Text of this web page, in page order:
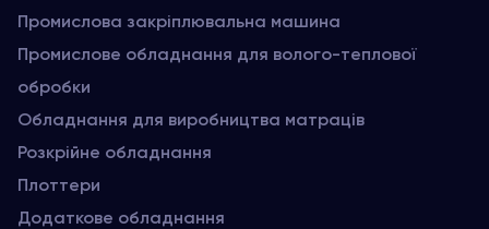
Промислова закріплювальна машина
Промислове обладнання для волого-теплової
обробки
Обладнання для виробництва матраців
Розкрійне обладнання
Плоттери
Додаткове обладнання